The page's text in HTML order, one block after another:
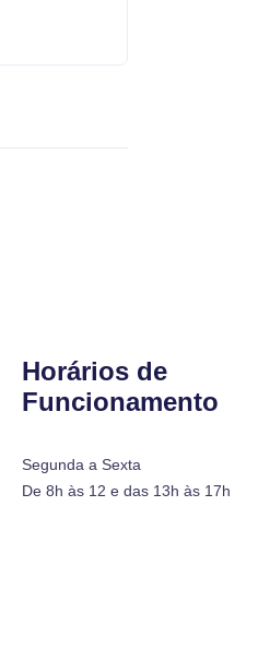
Horários de
Funcionamento
Segunda a Sexta
De 8h às 12 e das 13h às 17h